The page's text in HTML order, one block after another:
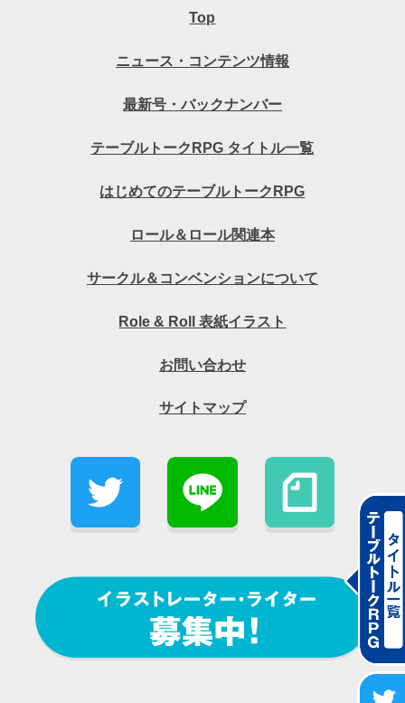
Top
ニュース・コンテンツ情報
最新号・バックナンバー
テーブルトークRPG タイトル一覧
はじめてのテーブルトークRPG
ロール＆ロール関連本
サークル＆コンベンションについて
Role & Roll 表紙イラスト
お問い合わせ
サイトマップ